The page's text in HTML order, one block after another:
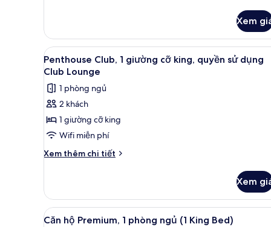
dụng
Club
Lounge
Phòng
Suite
Club,
1
cỡ
king,
sử
dụng
Lounge
Xem
Xem
tất
cả
ảnh
Penthouse
Club,
1
giường
quyền
sử
dụng
Penthouse Club, 1 giường
4
Penthouse Club, 1 giường cỡ king, quyền sử dụng
Club Lounge
1 phòng ngủ
2 khách
1 giường cỡ king
Wifi miễn phí
Xem thêm chi tiết
Chi
Penthouse
Club,
1
Xem
Xem
Căn hộ Premium, 1 phòng
5
Căn hộ Premium, 1 phòng ngủ (1 King Bed)